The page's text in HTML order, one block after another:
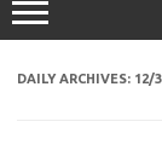
DAILY ARCHIVES: 12/